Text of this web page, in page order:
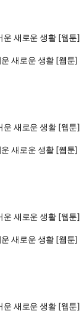
운 새로운 생활 [웹툰]
새로운 생활 [웹툰]
운 새로운 생활 [웹툰]
새로운 생활 [웹툰]
운 새로운 생활 [웹툰]
새로운 생활 [웹툰]
운 새로운 생활 [웹툰]